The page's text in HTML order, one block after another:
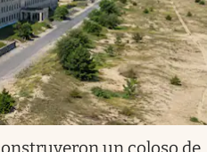
un coloso de